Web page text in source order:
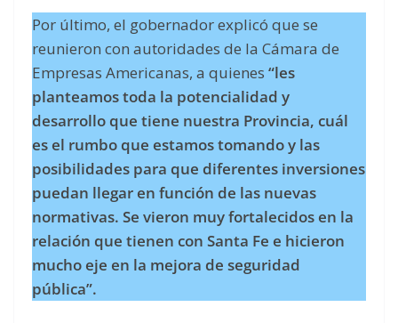
Por último, el gobernador explicó que se
reunieron con autoridades de la Cámara de
Empresas Americanas, a quienes “les
planteamos toda la potencialidad y
desarrollo que tiene nuestra Provincia, cuál
es el rumbo que estamos tomando y las
posibilidades para que diferentes inversiones
puedan llegar en función de las nuevas
normativas. Se vieron muy fortalecidos en la
relación que tienen con Santa Fe e hicieron
mucho eje en la mejora de seguridad
pública”.